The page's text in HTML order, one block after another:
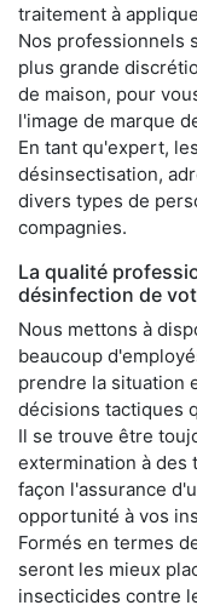
traitement à
Nos professionnels
plus grande
de maison, pour
l'image de marque
En tant qu'expert,
désinsectisation,
divers types de
compagnies.
La qualité
désinfection de
Nous mettons à
beaucoup
prendre la situation
décisions tactiques
Il se trouve être
extermination à des
façon l'assurance
opportunité à vos
Formés en termes
seront les mieux
insecticides contre